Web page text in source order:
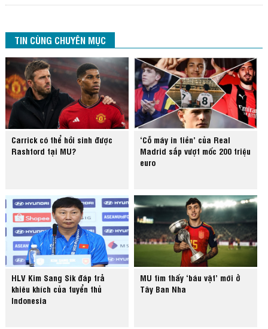
TIN CÙNG CHUYÊN MỤC
Carrick có thể hồi sinh được
Rashford tại MU?
‘Cỗ máy in tiền’ của Real
Madrid sắp vượt mốc 200 triệu
euro
HLV Kim Sang Sik đáp trả
khiêu khích của tuyển thủ
Indonesia
MU tìm thấy ‘báu vật’ mới ở
Tây Ban Nha